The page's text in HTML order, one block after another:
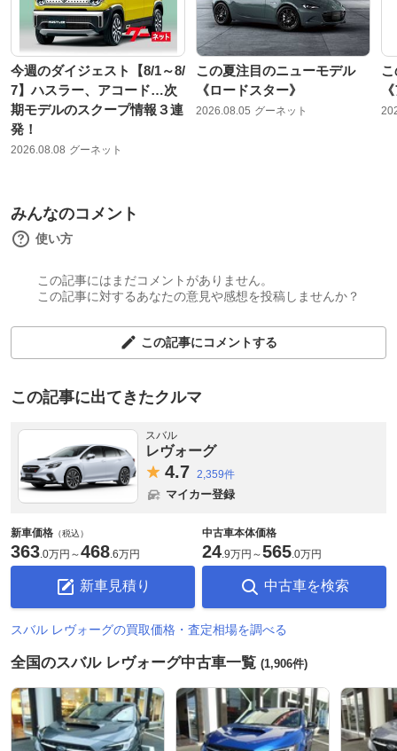
今週のダイジェスト【8/1～8/
7】ハスラー、アコード…次
期モデルのスクープ情報３連
発！
2026.08.08 グーネット
この夏注目のニューモデル
《ロードスター》
2026.08.05 グーネット
みんなのコメント
使い方
この記事にはまだコメントがありません。
この記事に対するあなたの意見や感想を投稿しませんか？
この記事にコメントする
この記事に出てきたクルマ
スバル
レヴォーグ
4.7 2,359件
マイカー登録
新車価格 （税込）
363.0万円 ～468.6万円
新車見積り
中古車本体価格
24.9万円 ～565.0万円
中古車を検索
スバル レヴォーグの買取価格・査定相場を調べる
全国のスバル レヴォーグ中古車一覧 (1,906件)